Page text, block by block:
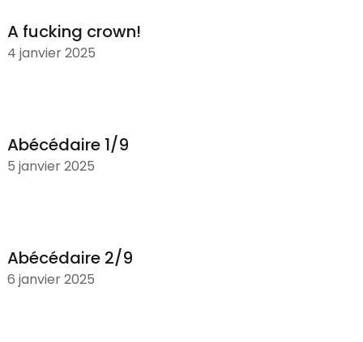
A fucking crown!
4 janvier 2025
Abécédaire 1/9
5 janvier 2025
Abécédaire 2/9
6 janvier 2025